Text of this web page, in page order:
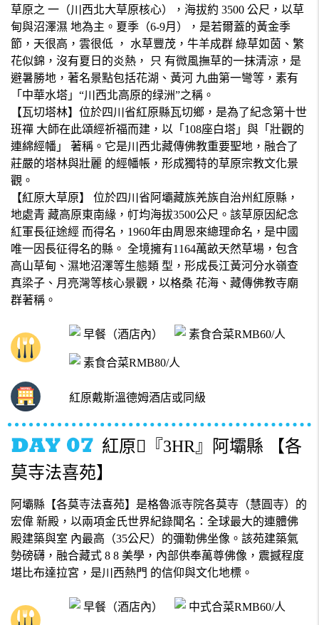
草原之 一（川西北大草原核心），海拔約 3500 公尺，以草
甸與沼澤濕 地為主。夏季（6-9月），是若爾蓋的黃金季
節，天很高，雲很低 ， 水草豐茂，牛羊成群 綠草如茵、繁
花似錦，沒有夏日的炎熱， 只 有微風撫草的一抹清涼，是
避暑勝地，著名景點包括花湖、黃河 九曲第一彎等，素有
「中華水塔」“川西北高原的绿洲”之稱。
【瓦切塔林】位於四川省紅原縣瓦切鄉，是為了紀念第十世
班禪 大師在此頌經祈福而建，以「108座白塔」與「壯觀的
連綿經幡」 著稱。它是川西北藏傳佛教重要聖地，融合了
莊嚴的塔林與壯麗 的經幡帳，形成獨特的草原宗教文化景
觀。
【紅原大草原】 位於四川省阿壩藏族羌族自治州紅原縣，
地處青 藏高原東南緣，帄均海拔3500公尺。該草原因紀念
紅軍長征途經 而得名，1960年由周恩來總理命名，是中國
唯一因長征得名的縣。 全境擁有1164萬畝天然草場，包含
高山草甸、濕地沼澤等生態類 型，形成長江黃河分水嶺查
真梁子、月亮灣等核心景觀，以格桑 花海、藏傳佛教寺廟
群著稱。
早餐（酒店內） 素食合菜RMB60/人
素食合菜RMB80/人
紅原戴斯溫德姆酒店或同級
紅原『3HR』阿壩縣 【各
莫寺法喜苑】
阿壩縣【各莫寺法喜苑】是格魯派寺院各莫寺（慧圓寺）的
宏偉 新殿，以兩項金氏世界紀錄聞名：全球最大的連體佛
殿建築與室 內最高（35公尺）的彌勒佛坐像。該苑建築氣
勢磅礴，融合藏式 8 8 美學，內部供奉萬尊佛像，震撼程度
堪比布達拉宮，是川西熱門 的信仰與文化地標。
早餐（酒店內） 中式合菜RMB60/人